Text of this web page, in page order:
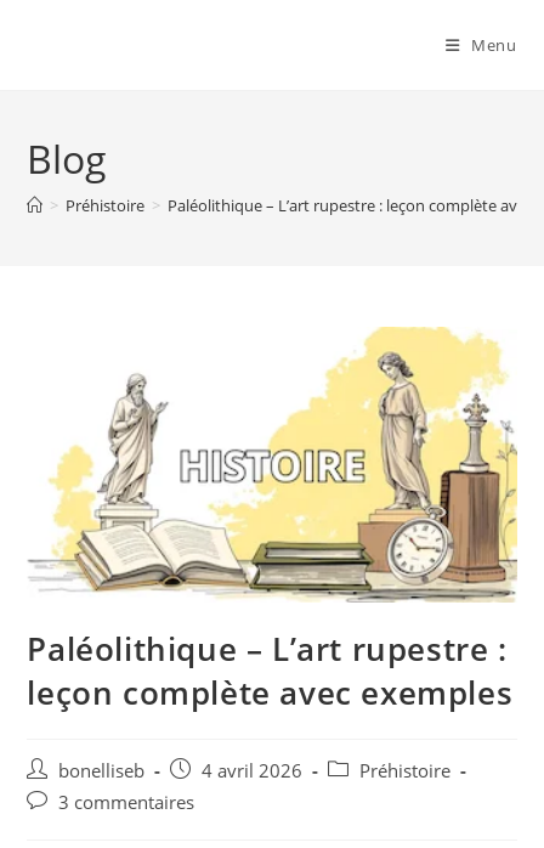
Menu
Blog
> Préhistoire > Paléolithique – L’art rupestre : leçon complète avec
Paléolithique – L’art rupestre :
leçon complète avec exemples
bonelliseb 4 avril 2026
Préhistoire
3 commentaires